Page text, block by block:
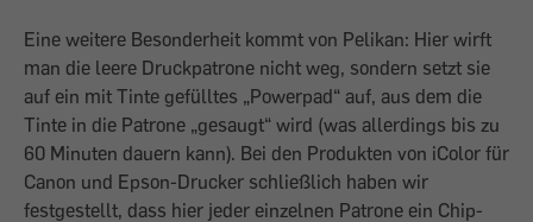
Eine weitere Besonderheit kommt von Pelikan: Hier wirft
man die leere Druckpatrone nicht weg, sondern setzt sie
auf ein mit Tinte gefülltes „Powerpad“ auf, aus dem die
Tinte in die Patrone „gesaugt“ wird (was allerdings bis zu
60 Minuten dauern kann). Bei den Produkten von iColor für
Canon und Epson-Drucker schließlich haben wir
festgestellt, dass hier jeder einzelnen Patrone ein Chip-